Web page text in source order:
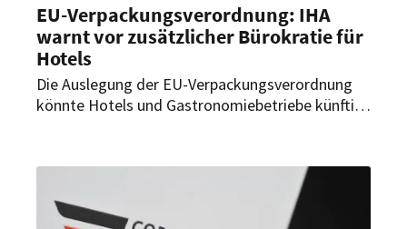
EU-Verpackungsverordnung: IHA
warnt vor zusätzlicher Bürokratie für
Hotels
Die Auslegung der EU-Verpackungsverordnung
könnte Hotels und Gastronomiebetriebe künftig
Klarstellung durch die EU-Kommission.